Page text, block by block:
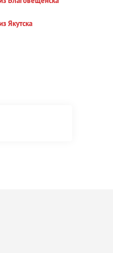
Якутска